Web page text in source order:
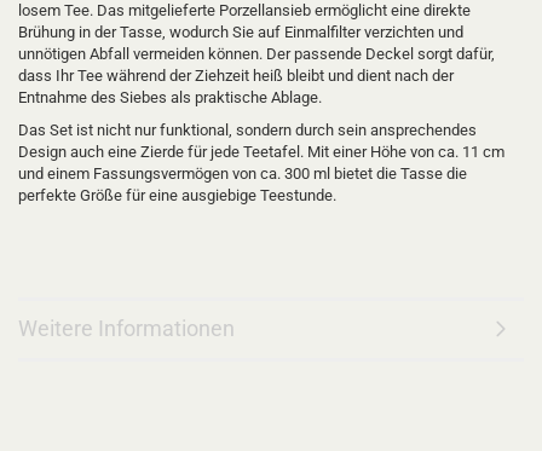
losem Tee. Das mitgelieferte Porzellansieb ermöglicht eine direkte
Brühung in der Tasse, wodurch Sie auf Einmalfilter verzichten und
unnötigen Abfall vermeiden können. Der passende Deckel sorgt dafür,
dass Ihr Tee während der Ziehzeit heiß bleibt und dient nach der
Entnahme des Siebes als praktische Ablage.
Das Set ist nicht nur funktional, sondern durch sein ansprechendes
Design auch eine Zierde für jede Teetafel. Mit einer Höhe von ca. 11 cm
und einem Fassungsvermögen von ca. 300 ml bietet die Tasse die
perfekte Größe für eine ausgiebige Teestunde.
Weitere Informationen